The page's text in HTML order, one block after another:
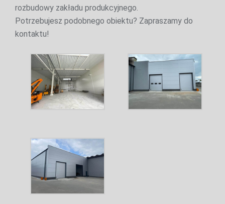
rozbudowy zakładu produkcyjnego.
Potrzebujesz podobnego obiektu? Zapraszamy do
kontaktu!